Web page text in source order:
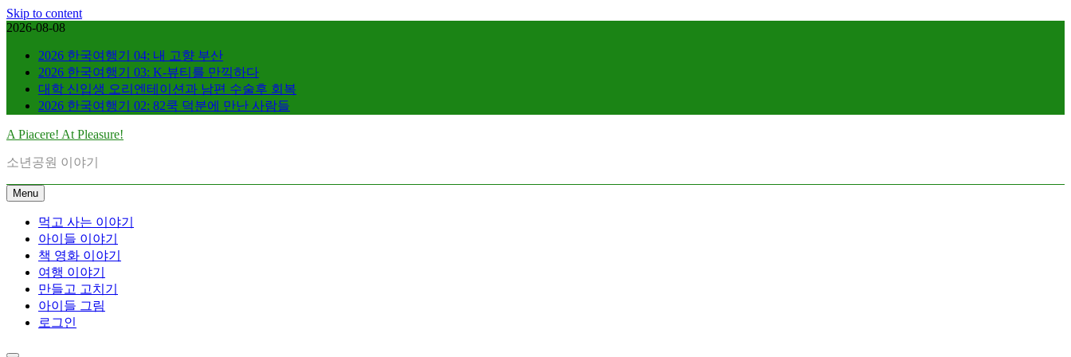
Skip to content
2026-08-08
2026 한국여행기 04: 내 고향 부산
2026 한국여행기 03: K-뷰티를 만끽하다
대학 신입생 오리엔테이션과 남편 수술후 회복
2026 한국여행기 02: 82쿡 덕분에 만난 사람들
A Piacere! At Pleasure!
소년공원 이야기
Menu
먹고 사는 이야기
아이들 이야기
책 영화 이야기
여행 이야기
만들고 고치기
아이들 그림
로그인